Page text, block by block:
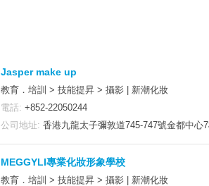
Jasper make up
教育．培訓 > 技能提昇 > 攝影 | 新潮化妝
電話: +852-22050244
公司地址: 香港九龍太子彌敦道745-747號金都中心
MEGGYLI專業化妝形象學校
教育．培訓 > 技能提昇 > 攝影 | 新潮化妝